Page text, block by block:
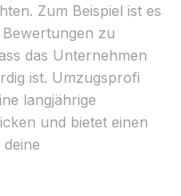
Zum Beispiel ist es
zu
das Unternehmen
ist. Umzugsprofi
langjährige
und bietet einen